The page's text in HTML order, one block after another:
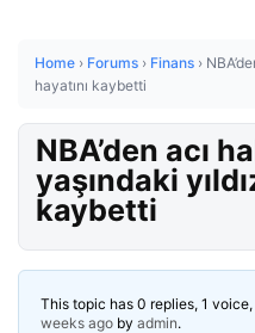
Home › Forums › Finans ›
hayatını kaybetti
NBA’den acı
yaşındaki
kaybetti
This topic has 0 replies, 1
weeks ago by admin.